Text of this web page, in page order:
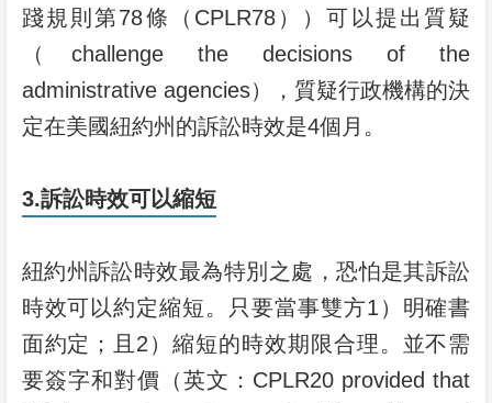
踐規則第78條（CPLR78））可以提出質疑
（challenge the decisions of the
administrative agencies），質疑行政機構的決
定在美國紐約州的訴訟時效是4個月。
3.訴訟時效可以縮短
紐約州訴訟時效最為特別之處，恐怕是其訴訟
時效可以約定縮短。只要當事雙方1）明確書
面約定；且2）縮短的時效期限合理。並不需
要簽字和對價（英文：CPLR20 provided that